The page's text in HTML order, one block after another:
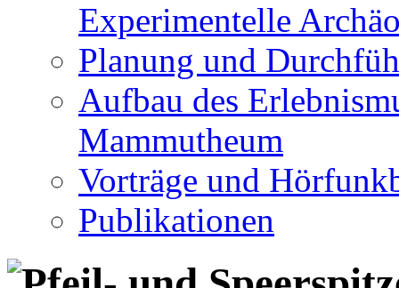
Experimentelle
Planung und
Aufbau des
Mammutheum
Vorträge und
Publikationen